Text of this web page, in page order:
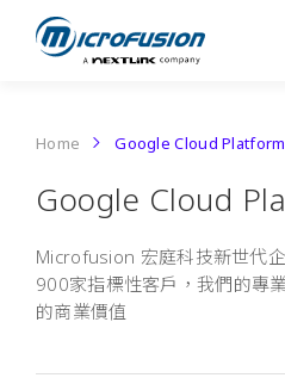
Home Google Cloud Platform
Google Cloud
Microfusion 宏庭科技新世代
900家指標性客戶，我們的專
的商業價值